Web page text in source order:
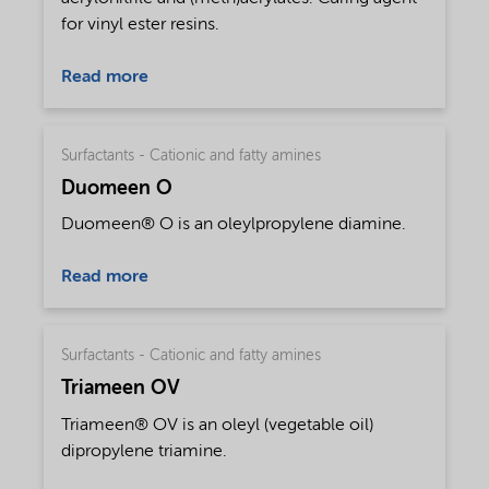
for vinyl ester resins.
Read more
Surfactants - Cationic and fatty amines
Duomeen O
Duomeen® O is an oleylpropylene diamine.
Read more
Surfactants - Cationic and fatty amines
Triameen OV
Triameen® OV is an oleyl (vegetable oil)
dipropylene triamine.